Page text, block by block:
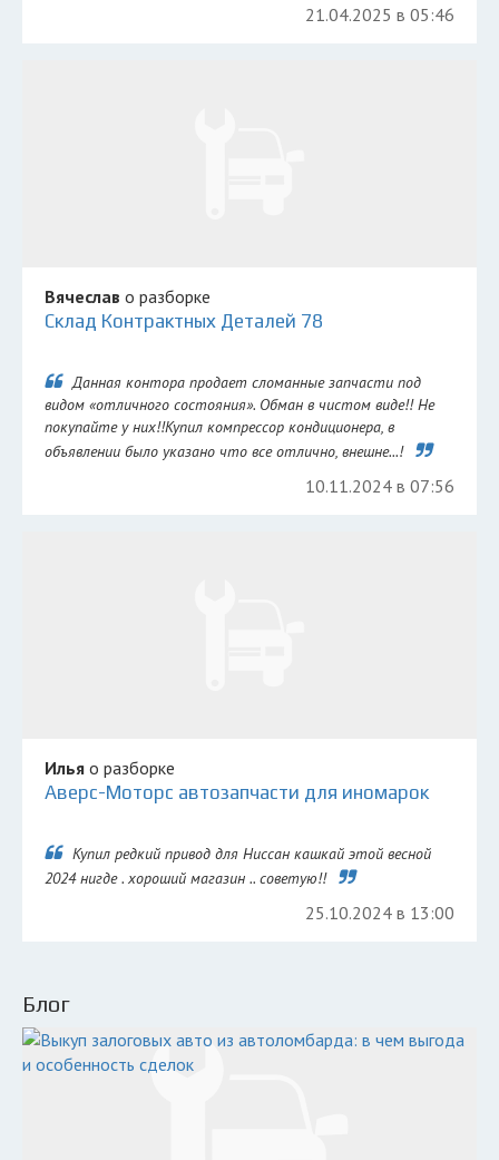
21.04.2025 в 05:46
Вячеслав о разборке
Склад Контрактных Деталей 78
Данная контора продает сломанные запчасти под
видом «отличного состояния». Обман в чистом виде!! Не
покупайте у них!!Купил компрессор кондиционера, в
объявлении было указано что все отлично, внешне...!
10.11.2024 в 07:56
Илья о разборке
Аверс-Моторс автозапчасти для иномарок
Купил редкий привод для Ниссан кашкай этой весной
2024 нигде . хороший магазин .. советую!!
25.10.2024 в 13:00
Блог